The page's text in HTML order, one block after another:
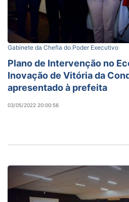
Gabinete da Chefia do Poder Executivo
Plano de Intervenção no
Inovação de Vitória da
apresentado à prefeita
03/05/2022 20:00:56